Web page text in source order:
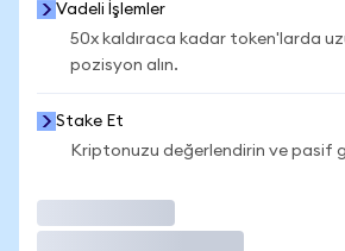
Vadeli İşlemler
50x kaldıraca kadar token'larda
pozisyon alın.
Stake Et
Kriptonuzu değerlendirin ve pasif